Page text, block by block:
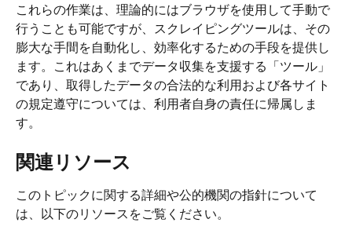
これらの作業は、理論的にはブラウザを使用して手動で
行うことも可能ですが、スクレイピングツールは、その
膨大な手間を自動化し、効率化するための手段を提供し
ます。これはあくまでデータ収集を支援する「ツール」
であり、取得したデータの合法的な利用および各サイト
の規定遵守については、利用者自身の責任に帰属しま
す。
関連リソース
このトピックに関する詳細や公的機関の指針について
は、以下のリソースをご覧ください。